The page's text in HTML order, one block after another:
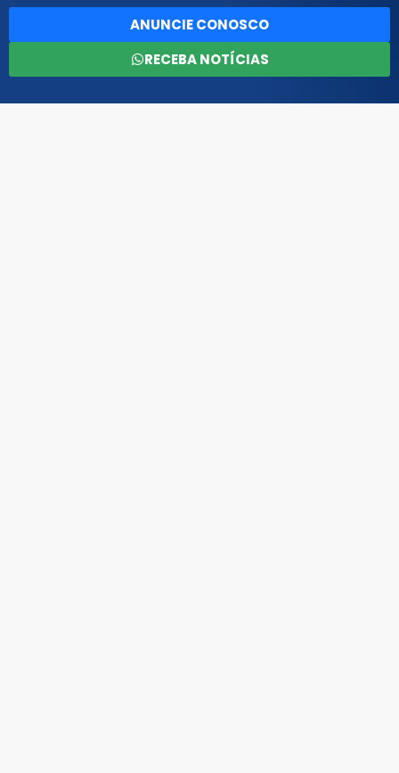
ANUNCIE CONOSCO
RECEBA NOTÍCIAS